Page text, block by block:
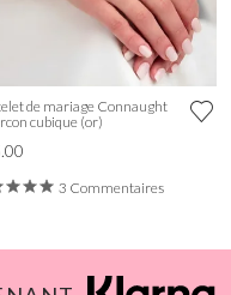
de mariage Connaught
cubique (or)
3 Commentaires